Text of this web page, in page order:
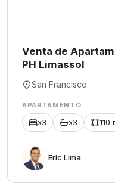
Venta de
PH Limassol
San Francisco
APARTAMENTO
x3 x3 110
Eric Lima